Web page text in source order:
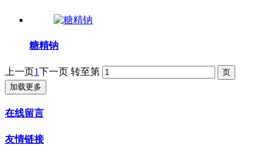
糖精钠
上一页1下一页 转至第
加载更多
在线留言
友情链接